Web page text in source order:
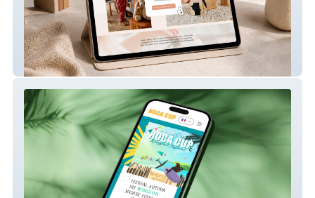
Small World – Site internet de micro-crèche